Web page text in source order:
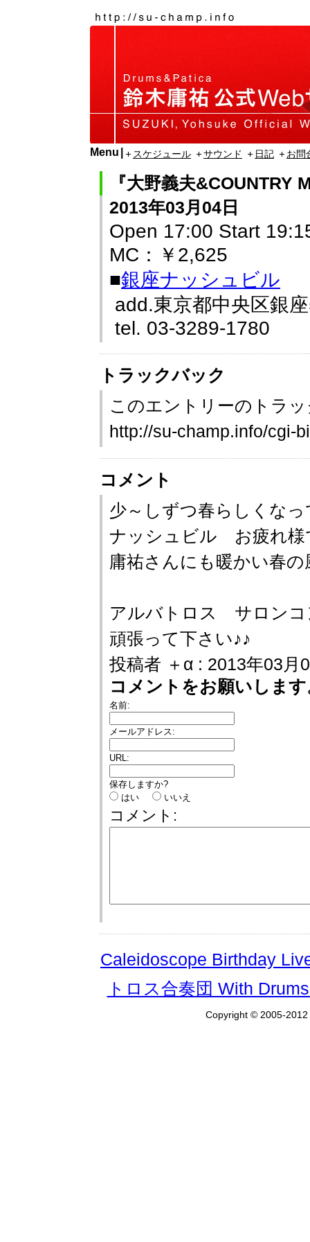
Menu スケジュール サウンド 日記 お問
『大野義夫&COUNTRY
2013年03月04日
Open 17:00 Start
MC：￥2,625
■銀座ナッシュビル
add.東京都中央区銀
tel. 03-3289-1780
トラックバック
このエントリーのトラ
http://su-champ.info/cgi-
コメント
少～しずつ春らしくな
ナッシュビル お疲れ様
庸祐さんにも暖かい春
アルバトロス サロン
頑張って下さい♪♪
投稿者 ＋α : 2013年03月
コメントをお願いします
名前:
メールアドレス:
URL:
保存しますか?
はい
いいえ
コメント:
Caleidoscope Birthday
トロス合奏団 With
Copyright © 2005-2012